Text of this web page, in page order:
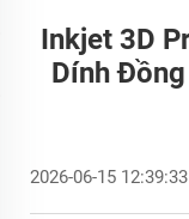
Inkjet 3D
Dính
2026-06-15 12:39:33